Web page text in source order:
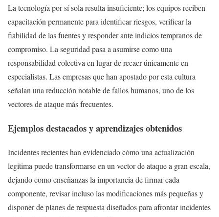
La tecnología por sí sola resulta insuficiente; los equipos reciben
capacitación permanente para identificar riesgos, verificar la
fiabilidad de las fuentes y responder ante indicios tempranos de
compromiso. La seguridad pasa a asumirse como una
responsabilidad colectiva en lugar de recaer únicamente en
especialistas. Las empresas que han apostado por esta cultura
señalan una reducción notable de fallos humanos, uno de los
vectores de ataque más frecuentes.
Ejemplos destacados y aprendizajes obtenidos
Incidentes recientes han evidenciado cómo una actualización
legítima puede transformarse en un vector de ataque a gran escala,
dejando como enseñanzas la importancia de firmar cada
componente, revisar incluso las modificaciones más pequeñas y
disponer de planes de respuesta diseñados para afrontar incidentes